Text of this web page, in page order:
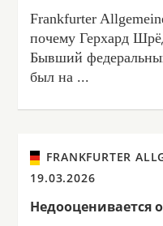
Frankfurter
почему Герхард
Бывший
был на ...
FRANKFURTER
19.03.2026
Недооценивается